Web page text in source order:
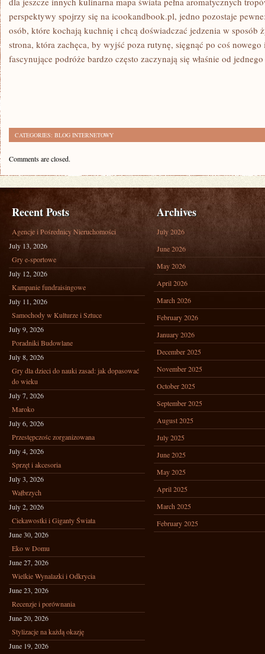
perspektywy spojrzy się na icookandbook.pl, jedno pozostaje
osób, które kochają kuchnię i chcą doświadczać jedzenia w sposób
strona, która zachęca, by wyjść poza rutynę, sięgnąć po coś
fascynujące podróże bardzo często zaczynają się właśnie od
CATEGORIES: BLOG INTERNETOWY
Comments are closed.
Recent Posts
Agencje i Pośrednicy Nieruchomości
July 13, 2026
Gry e-sportowe
July 12, 2026
Kampanie fundraisingowe
July 11, 2026
Samochody w Kulturze i Sztuce
July 9, 2026
Poradniki Budowlane
July 8, 2026
Gry dla dzieci do nauki zasad: jak dopasować
do wieku
July 7, 2026
Maroko
July 6, 2026
Przestępczośc zorganizowana
July 4, 2026
Sprzęt i akcesoria
July 3, 2026
Wałbrzych
July 2, 2026
Ciekawostki i Giganty Świata
June 30, 2026
Eko w Domu
June 27, 2026
Wielkie Wynalazki i Odkrycia
June 23, 2026
Recenzje i porównania
June 20, 2026
Stylizacje na każdą okazję
June 19, 2026
Archives
July 2026
June 2026
May 2026
April 2026
March 2026
February 2026
January 2026
December 2025
November 2025
October 2025
September 2025
August 2025
July 2025
June 2025
May 2025
April 2025
March 2025
February 2025